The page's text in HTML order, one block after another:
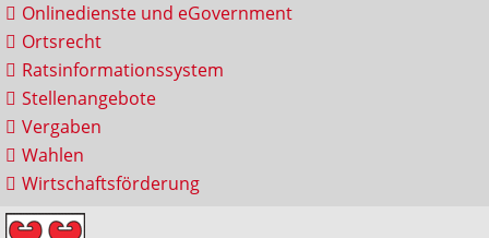
Onlinedienste und eGovernment
Ortsrecht
Ratsinformationssystem
Stellenangebote
Vergaben
Wahlen
Wirtschaftsförderung